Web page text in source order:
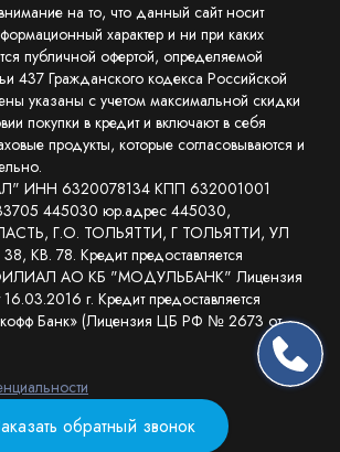
на то, что данный сайт носит
характер и ни при каких
публичной офертой, определяемой
437 Гражданского кодекса Российской
указаны с учетом максимальной скидки
покупки в кредит и включают в себя
продукты, которые согласовываются и
ИНН 6320078134 КПП 632001001
445030 юр.адрес 445030,
Г.О. ТОЛЬЯТТИ, Г ТОЛЬЯТТИ, УЛ
КВ. 78. Кредит предоставляется
АО КБ "МОДУЛЬБАНК" Лицензия
г. Кредит предоставляется
Банк» (Лицензия ЦБ РФ № 2673 от
обратный звонок